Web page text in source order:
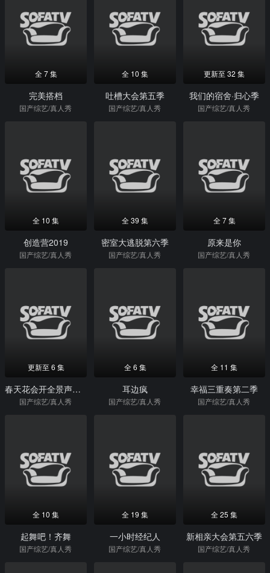
全 7 集
完美搭档
国产综艺/真人秀
全 10 集
吐槽大会第五季
国产综艺/真人秀
更新至 32 集
我们的宿舍·归心季
国产综艺/真人秀
全 10 集
创造营2019
国产综艺/真人秀
全 39 集
密室大逃脱第六季
国产综艺/真人秀
全 7 集
原来是你
国产综艺/真人秀
更新至 6 集
春天花会开全景声臻享版
国产综艺/真人秀
全 6 集
耳边疯
国产综艺/真人秀
全 11 集
幸福三重奏第二季
国产综艺/真人秀
全 10 集
起舞吧！齐舞
国产综艺/真人秀
全 19 集
一小时经纪人
国产综艺/真人秀
全 25 集
新相亲大会第五六季
国产综艺/真人秀